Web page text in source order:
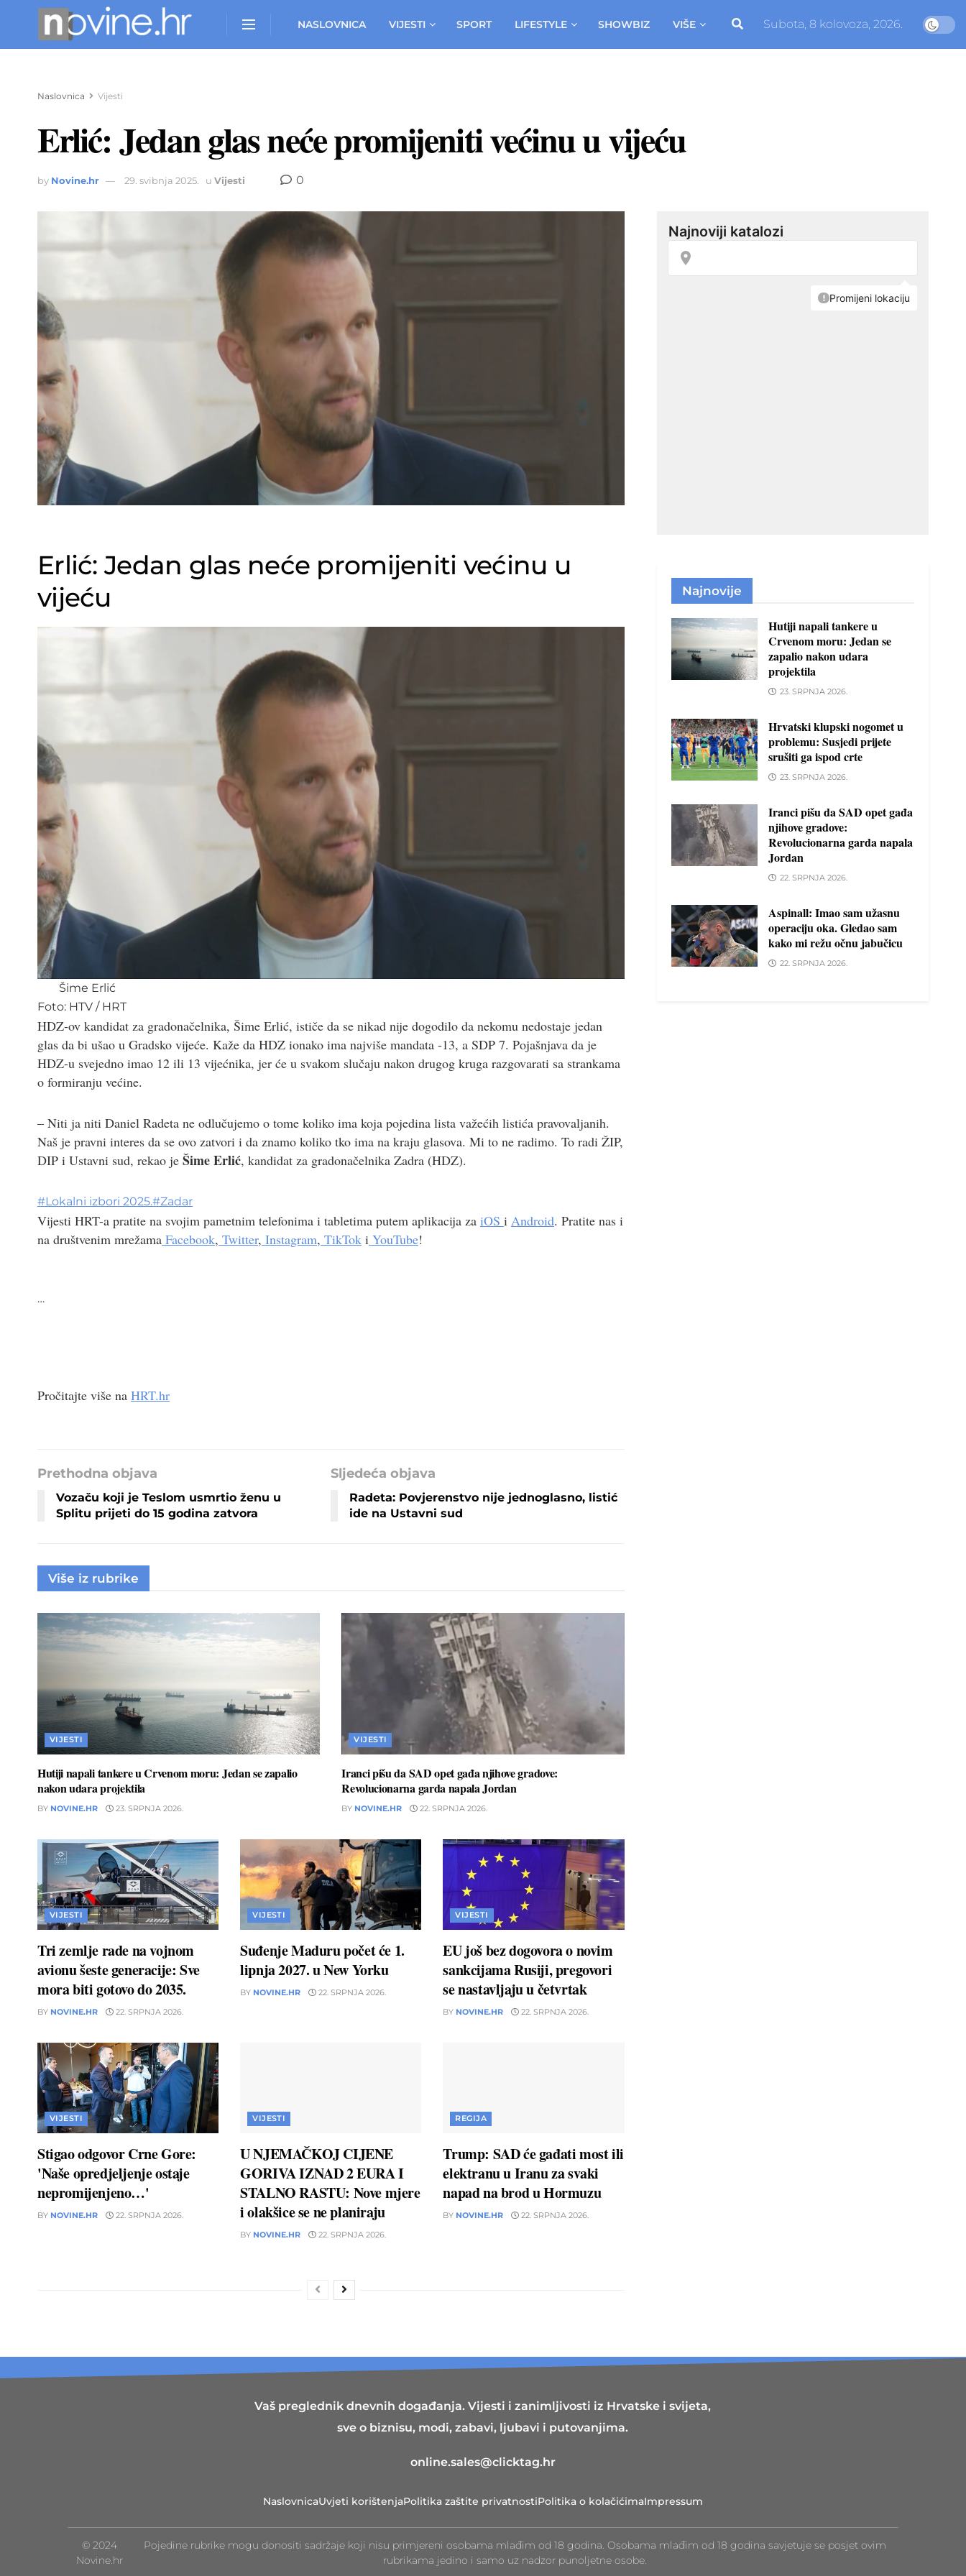
NASLOVNICA VIJESTI SPORT LIFESTYLE SHOWBIZ VIŠE Subota, 8 kolovoza, 2026.
Naslovnica Vijesti
Erlić: Jedan glas neće promijeniti većinu u vijeću
by Novine.hr 29. svibnja 2025. u Vijesti 0
Erlić: Jedan glas neće promijeniti većinu u
vijeću
Šime Erlić
Foto: HTV / HRT
HDZ-ov kandidat za gradonačelnika, Šime Erlić, ističe da se nikad nije dogodilo da nekomu nedostaje jedan
glas da bi ušao u Gradsko vijeće. Kaže da HDZ ionako ima najviše mandata -13, a SDP 7. Pojašnjava da je
HDZ-u svejedno imao 12 ili 13 vijećnika, jer će u svakom slučaju nakon drugog kruga razgovarati sa strankama
o formiranju većine.
– Niti ja niti Daniel Radeta ne odlučujemo o tome koliko ima koja pojedina lista važećih listića pravovaljanih.
Naš je pravni interes da se ovo zatvori i da znamo koliko tko ima na kraju glasova. Mi to ne radimo. To radi ŽIP,
DIP i Ustavni sud, rekao je Šime Erlić, kandidat za gradonačelnika Zadra (HDZ).
#Lokalni izbori 2025.#Zadar
Vijesti HRT-a pratite na svojim pametnim telefonima i tabletima putem aplikacija za iOS i Android. Pratite nas i
na društvenim mrežama Facebook, Twitter, Instagram, TikTok i YouTube!
…
Pročitajte više na HRT.hr
Prethodna objava
Vozaču koji je Teslom usmrtio ženu u
Splitu prijeti do 15 godina zatvora
Sljedeća objava
Radeta: Povjerenstvo nije jednoglasno, listić
ide na Ustavni sud
Više iz rubrike
VIJESTI
Hutiji napali tankere u Crvenom moru: Jedan se zapalio
nakon udara projektila
BY NOVINE.HR 23. SRPNJA 2026.
VIJESTI
Iranci pišu da SAD opet gađa njihove gradove:
Revolucionarna garda napala Jordan
BY NOVINE.HR 22. SRPNJA 2026.
VIJESTI
Tri zemlje rade na vojnom
avionu šeste generacije: Sve
mora biti gotovo do 2035.
BY NOVINE.HR 22. SRPNJA 2026.
VIJESTI
Suđenje Maduru počet će 1.
lipnja 2027. u New Yorku
BY NOVINE.HR 22. SRPNJA 2026.
VIJESTI
EU još bez dogovora o novim
sankcijama Rusiji, pregovori
se nastavljaju u četvrtak
BY NOVINE.HR 22. SRPNJA 2026.
VIJESTI
Stigao odgovor Crne Gore:
'Naše opredjeljenje ostaje
nepromijenjeno…'
BY NOVINE.HR 22. SRPNJA 2026.
VIJESTI
U NJEMAČKOJ CIJENE
GORIVA IZNAD 2 EURA I
STALNO RASTU: Nove mjere
i olakšice se ne planiraju
BY NOVINE.HR 22. SRPNJA 2026.
REGIJA
Trump: SAD će gađati most ili
elektranu u Iranu za svaki
napad na brod u Hormuzu
BY NOVINE.HR 22. SRPNJA 2026.
Najnovije
Hutiji napali tankere u
Crvenom moru: Jedan se
zapalio nakon udara
projektila
23. SRPNJA 2026.
Hrvatski klupski nogomet u
problemu: Susjedi prijete
srušiti ga ispod crte
23. SRPNJA 2026.
Iranci pišu da SAD opet gađa
njihove gradove:
Revolucionarna garda napala
Jordan
22. SRPNJA 2026.
Aspinall: Imao sam užasnu
operaciju oka. Gledao sam
kako mi režu očnu jabučicu
22. SRPNJA 2026.
Vaš preglednik dnevnih događanja. Vijesti i zanimljivosti iz Hrvatske i svijeta,
sve o biznisu, modi, zabavi, ljubavi i putovanjima.
online.sales@clicktag.hr
NaslovnicaUvjeti korištenjaPolitika zaštite privatnostiPolitika o kolačićimaImpressum
© 2024
Novine.hr
Pojedine rubrike mogu donositi sadržaje koji nisu primjereni osobama mlađim od 18 godina. Osobama mlađim od 18 godina savjetuje se posjet ovim
rubrikama jedino i samo uz nadzor punoljetne osobe.